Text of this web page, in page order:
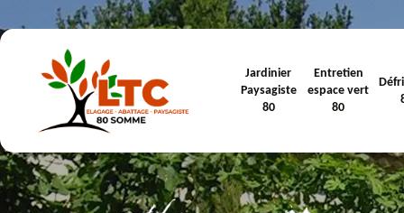
Jardinier
Paysagiste
80
Entretien
espace vert
80